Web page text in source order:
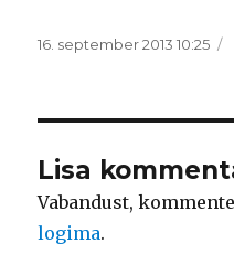
Postitatud
16. september 2013 10:25
Lisa
Vabandust,
logima.